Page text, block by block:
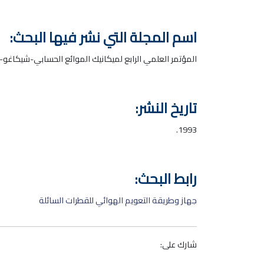
اسم المجلة التي نشر فيها البحث:
المؤتمر العلمي الرابع لميكانيك الموائع الحسابي-
تاريخ النشر:
1993.
رابط البحث:
جهاز وطريقة التعويم الهوائي للقطرات السائلة
شارك على: